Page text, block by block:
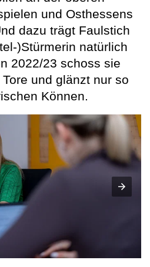
und Osthessens
dazu trägt Faulstich
)Stürmerin natürlich
2022/23 schoss sie
und glänzt nur so
Können.